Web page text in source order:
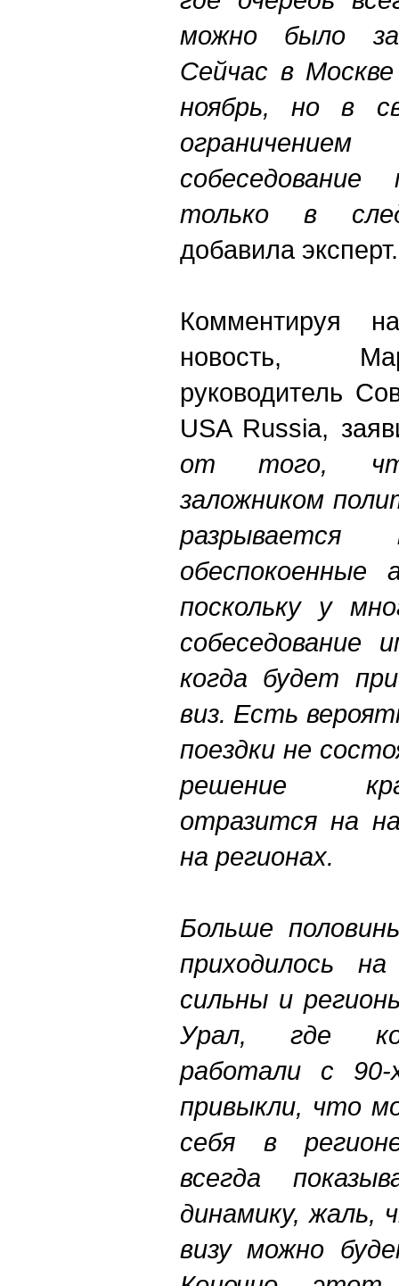
можно было
Сейчас в
ноябрь, но в
только в
добавила эксперт.
Комментируя
новость,
руководитель
USA Russia,
от того,
заложником
разрывается
поскольку у
собеседование
когда будет
виз. Есть
поездки не
решение
отразится на
на регионах.
Больше
приходилось
сильны и
Урал, где
работали с
привыкли, что
себя в
всегда
динамику, жаль,
визу можно